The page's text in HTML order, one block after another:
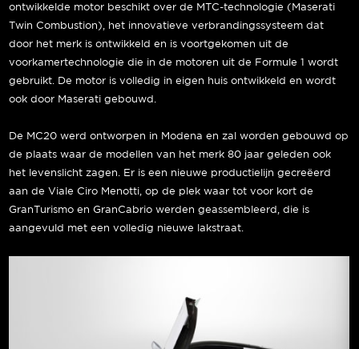
ontwikkelde motor beschikt over de MTC-technologie (Maserati
Twin Combustion), het innovatieve verbrandingssysteem dat
door het merk is ontwikkeld en is voortgekomen uit de
voorkamertechnologie die in de motoren uit de Formule 1 wordt
gebruikt. De motor is volledig in eigen huis ontwikkeld en wordt
ook door Maserati gebouwd.
De MC20 werd ontworpen in Modena en zal worden gebouwd op
de plaats waar de modellen van het merk 80 jaar geleden ook
het levenslicht zagen. Er is een nieuwe productielijn gecreëerd
aan de Viale Ciro Menotti, op de plek waar tot voor kort de
GranTurismo en GranCabrio werden geassembleerd, die is
aangevuld met een volledig nieuwe lakstraat.